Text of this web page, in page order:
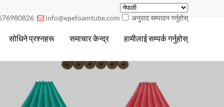
 info@epefoamtube.com अनुवाद सम्पादन गर्नुहोस्
सोधिने प्रश्नहरू समाचार केन्द्र हामीलाई सम्पर्क गर्नुहोस्